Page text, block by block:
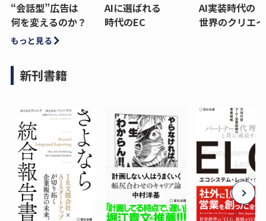
“会話型”広告は
何を変えるのか？
AIに選ばれる
時代のEC
AI実装時代の
世界のクリエ
もっと見る
新刊書籍